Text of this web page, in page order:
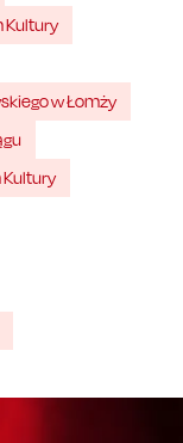
Kultury
w Łomży
Kultury